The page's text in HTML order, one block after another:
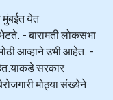
मुंबईत येत
- बारामती लोकसभा
आव्हाने उभी आहेत. -
सरकार
मोठ्या संख्येने